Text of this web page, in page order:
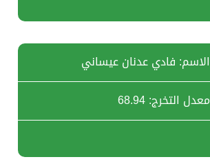
الاسم: فادي عدنان عيساني
معدل التخرج: 68.94